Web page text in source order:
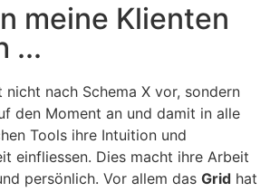
meine Klienten
...
nicht nach Schema X vor, sondern
den Moment an und damit in alle
Tools ihre Intuition und
einfliessen. Dies macht ihre Arbeit
persönlich. Vor allem das Grid hat